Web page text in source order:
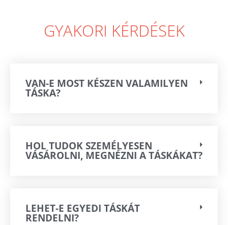
GYAKORI KÉRDÉSEK
VAN-E MOST KÉSZEN VALAMILYEN
TÁSKA?
HOL TUDOK SZEMÉLYESEN
VÁSÁROLNI, MEGNÉZNI A TÁSKÁKAT?
LEHET-E EGYEDI TÁSKÁT
RENDELNI?